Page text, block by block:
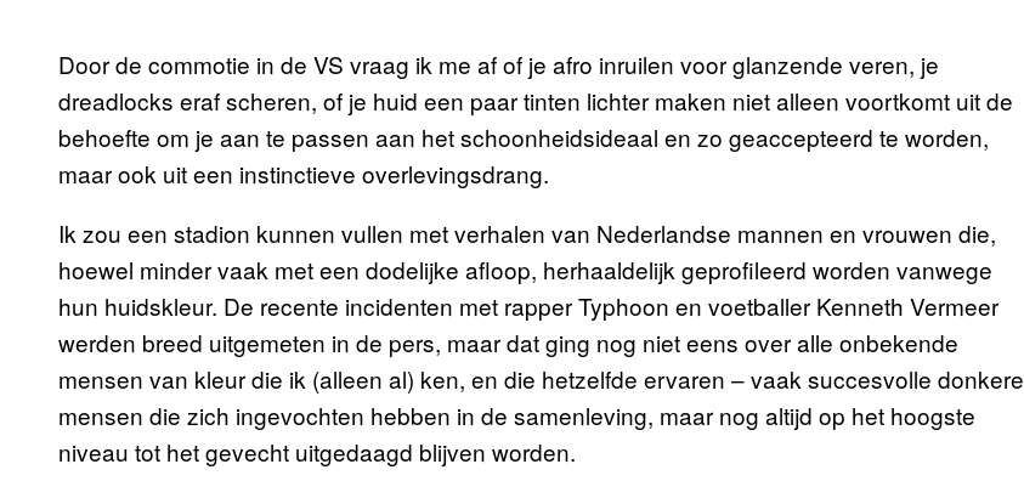
Door de commotie in de VS vraag ik me af of je afro inruilen voor glanzende veren, je
dreadlocks eraf scheren, of je huid een paar tinten lichter maken niet alleen voortkomt uit de
behoefte om je aan te passen aan het schoonheidsideaal en zo geaccepteerd te worden,
maar ook uit een instinctieve overlevingsdrang.
Ik zou een stadion kunnen vullen met verhalen van Nederlandse mannen en vrouwen die,
hoewel minder vaak met een dodelijke afloop, herhaaldelijk geprofileerd worden vanwege
hun huidskleur. De recente incidenten met rapper Typhoon en voetballer Kenneth Vermeer
werden breed uitgemeten in de pers, maar dat ging nog niet eens over alle onbekende
mensen van kleur die ik (alleen al) ken, en die hetzelfde ervaren – vaak succesvolle donkere
mensen die zich ingevochten hebben in de samenleving, maar nog altijd op het hoogste
niveau tot het gevecht uitgedaagd blijven worden.